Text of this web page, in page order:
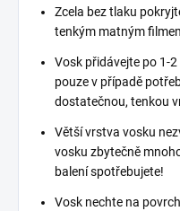
Zcela bez tlaku
tenkým matným
Vosk přidávejte po 1-
pouze v případě
dostatečnou, tenkou
Větší vrstva vosku
vosku zbytečně
balení spotřebujete!
Vosk nechte na